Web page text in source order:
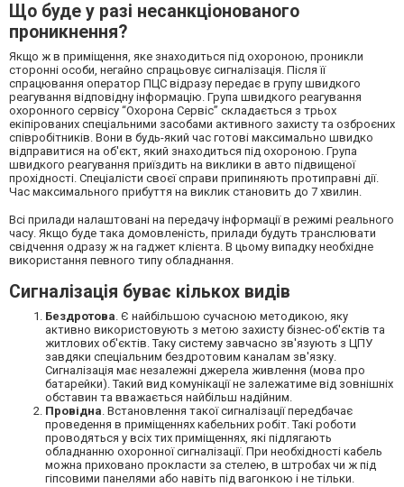
Що буде у разі несанкціонованого
проникнення?
Якщо ж в приміщення, яке знаходиться під охороною, проникли
сторонні особи, негайно спрацьовує сигналізація. Після її
спрацювання оператор ПЦС відразу передає в групу швидкого
реагування відповідну інформацію. Група швидкого реагування
охоронного сервісу “Охорона Сервіс” складається з трьох
екіпірованих спеціальними засобами активного захисту та озброєних
співробітників. Вони в будь-який час готові максимально швидко
відправитися на об'єкт, який знаходиться під охороною. Група
швидкого реагування приїздить на виклики в авто підвищеної
прохідності. Спеціалісти своєї справи припиняють протиправні дії.
Час максимального прибуття на виклик становить до 7 хвилин.
Всі прилади налаштовані на передачу інформації в режимі реального
часу. Якщо буде така домовленість, прилади будуть транслювати
свідчення одразу ж на гаджет клієнта. В цьому випадку необхідне
використання певного типу обладнання.
Сигналізація буває кількох видів
Бездротова. Є найбільшою сучасною методикою, яку
активно використовують з метою захисту бізнес-об'єктів та
житлових об'єктів. Таку систему завчасно зв'язують з ЦПУ
завдяки спеціальним бездротовим каналам зв'язку.
Сигналізація має незалежні джерела живлення (мова про
батарейки). Такий вид комунікації не залежатиме від зовнішніх
обставин та вважається найбільш надійним.
Провідна. Встановлення такої сигналізації передбачає
проведення в приміщеннях кабельних робіт. Такі роботи
проводяться у всіх тих приміщеннях, які підлягають
обладнанню охоронної сигналізації. При необхідності кабель
можна приховано прокласти за стелею, в штробах чи ж під
гіпсовими панелями або навіть під вагонкою і не тільки.